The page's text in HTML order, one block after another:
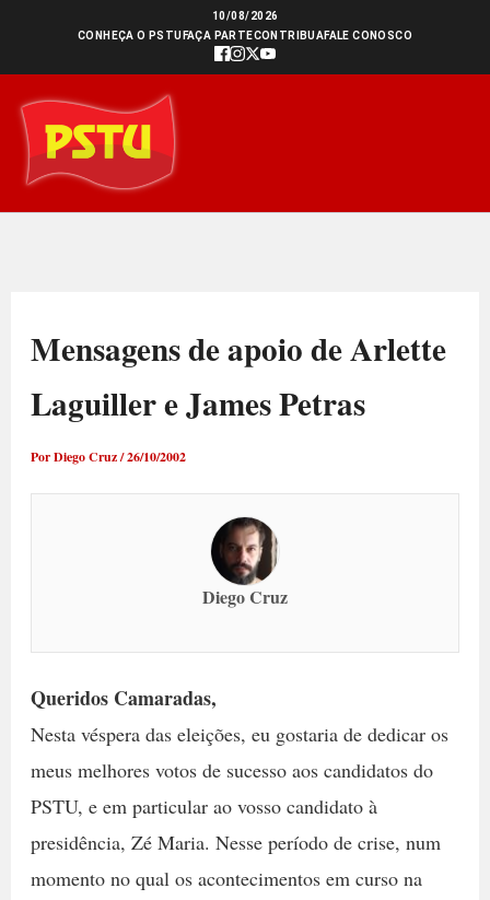
conteúdo
10/08/2026
CONHEÇA O PSTU FAÇA PARTECONTRIBUAFALE CONOSCO
Mensagens de apoio de Arlette
Laguiller e James Petras
PorDiego Cruz/26/10/2002
Diego Cruz
Queridos Camaradas,
Nesta véspera das eleições, eu gostaria de dedicar os
meus melhores votos de sucesso aos candidatos do
PSTU, e em particular ao vosso candidato à
presidência, Zé Maria. Nesse período de crise, num
momento no qual os acontecimentos em curso na